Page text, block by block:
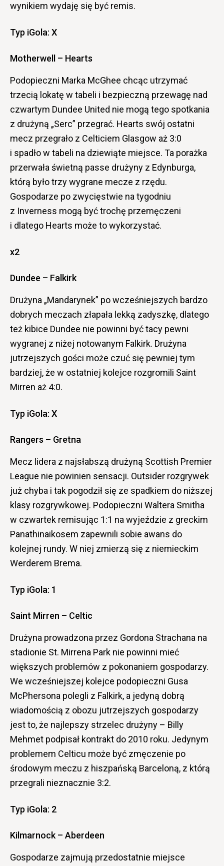
wynikiem wydaję się być remis.
Typ iGola: X
Motherwell – Hearts
Podopieczni Marka McGhee chcąc utrzymać
trzecią lokatę w tabeli i bezpieczną przewagę nad
czwartym Dundee United nie mogą tego spotkania
z drużyną „Serc” przegrać. Hearts swój ostatni
mecz przegrało z Celticiem Glasgow aż 3:0
i spadło w tabeli na dziewiąte miejsce. Ta porażka
przerwała świetną passe drużyny z Edynburga,
którą było trzy wygrane mecze z rzędu.
Gospodarze po zwycięstwie na tygodniu
z Inverness mogą być trochę przemęczeni
i dlatego Hearts może to wykorzystać.
x2
Dundee – Falkirk
Drużyna „Mandarynek” po wcześniejszych bardzo
dobrych meczach złapała lekką zadyszkę, dlatego
też kibice Dundee nie powinni być tacy pewni
wygranej z niżej notowanym Falkirk. Drużyna
jutrzejszych gości może czuć się pewniej tym
bardziej, że w ostatniej kolejce rozgromili Saint
Mirren aż 4:0.
Typ iGola: X
Rangers – Gretna
Mecz lidera z najsłabszą drużyną Scottish Premier
League nie powinien sensacji. Outsider rozgrywek
już chyba i tak pogodził się ze spadkiem do niższej
klasy rozgrywkowej. Podopieczni Waltera Smitha
w czwartek remisując 1:1 na wyjeździe z greckim
Panathinaikosem zapewnili sobie awans do
kolejnej rundy. W niej zmierzą się z niemieckim
Werderem Brema.
Typ iGola: 1
Saint Mirren – Celtic
Drużyna prowadzona przez Gordona Strachana na
stadionie St. Mirrena Park nie powinni mieć
większych problemów z pokonaniem gospodarzy.
We wcześniejszej kolejce podopieczni Gusa
McPhersona polegli z Falkirk, a jedyną dobrą
wiadomością z obozu jutrzejszych gospodarzy
jest to, że najlepszy strzelec drużyny – Billy
Mehmet podpisał kontrakt do 2010 roku. Jedynym
problemem Celticu może być zmęczenie po
środowym meczu z hiszpańską Barceloną, z którą
przegrali nieznacznie 3:2.
Typ iGola: 2
Kilmarnock – Aberdeen
Gospodarze zajmują przedostatnie miejsce